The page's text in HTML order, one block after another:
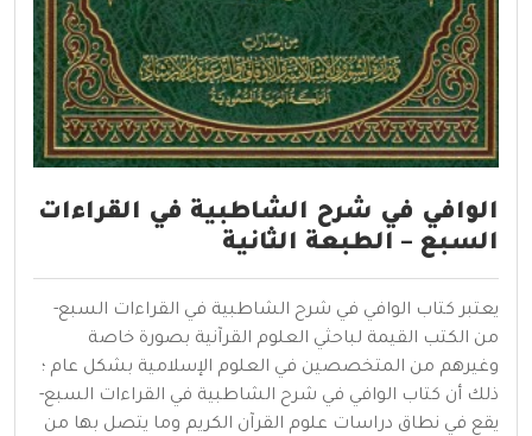
الوافي في شرح الشاطبية في القراءات
السبع – الطبعة الثانية
يعتبر كتاب الوافي في شرح الشاطبية في القراءات السبع-
من الكتب القيمة لباحثي العلوم القرآنية بصورة خاصة
وغيرهم من المتخصصين في العلوم الإسلامية بشكل عام ؛
ذلك أن كتاب الوافي في شرح الشاطبية في القراءات السبع-
يقع في نطاق دراسات علوم القرآن الكريم وما يتصل بها من